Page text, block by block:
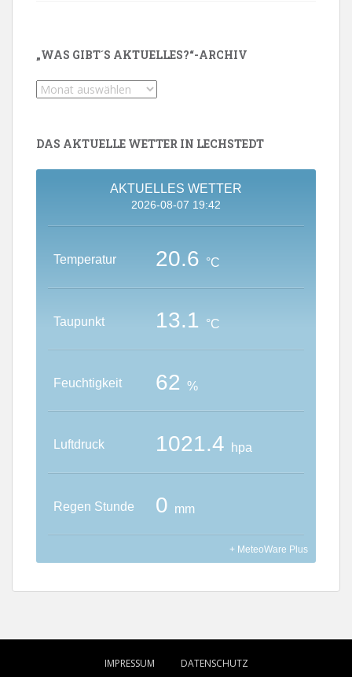
„WAS GIBT´S AKTUELLES?“-ARCHIV
„Was
Aktuelles?“-
DAS AKTUELLE WETTER IN LECHSTEDT
IMPRESSUM DATENSCHUTZ